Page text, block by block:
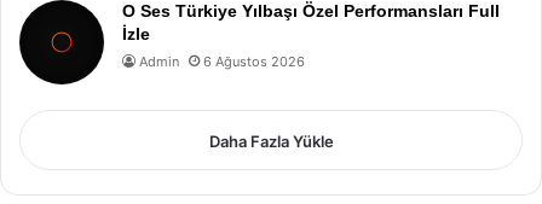
O Ses Türkiye Yılbaşı Özel Performansları Full
İzle
Admin 6 Ağustos 2026
Daha Fazla Yükle